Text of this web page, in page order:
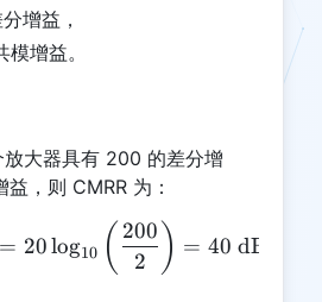
增益，
模增益。
大器具有 200 的差分增
，则 CMRR 为：
\text{CMRR (dB)} =
= 20log10 ( 2
200 ) = 40 dB